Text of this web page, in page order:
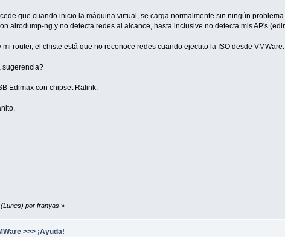
que cuando inicio la máquina virtual, se carga normalmente sin ningún
airodump-ng y no detecta redes al alcance, hasta inclusive no detecta mis AP's
router, el chiste está que no reconoce redes cuando ejecuto la ISO desde VMWare.
sugerencia?
Edimax con chipset Ralink.
por franyas »
>>> ¡Ayuda!